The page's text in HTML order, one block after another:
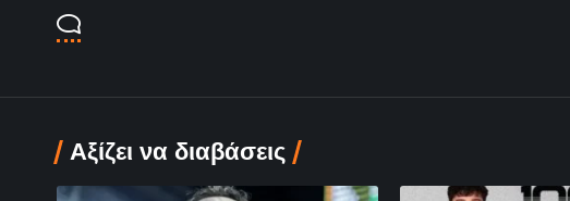
Αξίζει να διαβάσεις